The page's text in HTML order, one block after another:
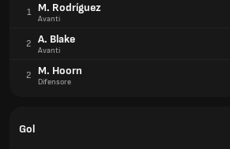
1 M. Rodríguez
Avanti
2 A. Blake
Avanti
2 M. Hoorn
Difensore
Gol